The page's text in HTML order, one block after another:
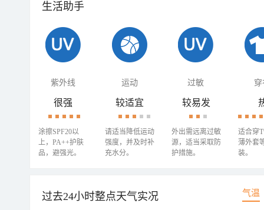
生活助手
紫外线 运动 过敏 穿
很强
涂擦SPF20以
上，PA++护肤
品，避强光。
较适宜
请适当降低运动
强度，并及时补
充水分。
较易发
外出需远离过敏
源，适当采取防
护措施。
适合穿
薄外套
装。
过去24小时整点天气实况 气温